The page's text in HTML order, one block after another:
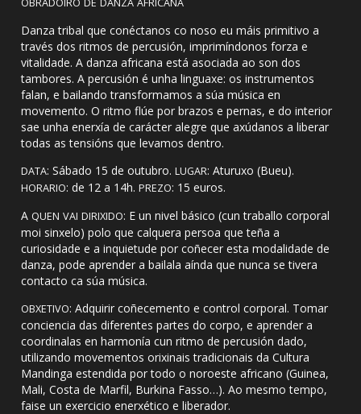
OBRADOIRO DE DANZA AFRICANA
Danza tribal que conéctanos co noso eu máis primitivo a
través dos ritmos de percusión, imprimíndonos forza e
vitalidade. A danza africana está asociada ao son dos
tambores. A percusión é unha linguaxe: os instrumentos
falan, e bailando transformamos a súa música en
movemento. O ritmo flúe por brazos e pernas, e do interior
sae unha enerxía de carácter alegre que axúdanos a liberar
todas as tensións que levamos dentro.
DATA: Sábado 15 de outubro. LUGAR: Aturuxo (Bueu).
HORARIO: de 12 a 14h. PREZO: 15 euros.
A QUEN VAI DIRIXIDO: E un nivel básico (cun traballo corporal
moi sinxelo) polo que calquera persoa que teña a
curiosidade e a inquietude por coñecer esta modalidade de
danza, pode aprender a bailala aínda que nunca se tivera
contacto ca súa música.
OBXETIVO: Adquirir coñecemento e control corporal. Tomar
conciencia das diferentes partes do corpo, e aprender a
coordinalas en harmonía cun ritmo de percusión dado,
utilizando movementos orixinais tradicionais da Cultura
Mandinga estendida por todo o noroeste africano (Guinea,
Mali, Costa de Marfil, Burkina Fasso…). Ao mesmo tempo,
faise un exercicio enerxético e liberador.